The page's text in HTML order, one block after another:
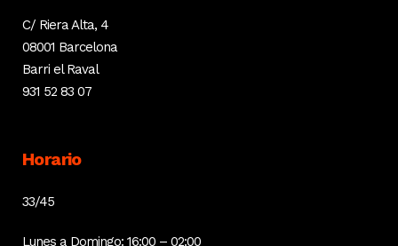
C/ Riera Alta, 4
08001 Barcelona
Barri el Raval
931 52 83 07
Horario
33/45
Lunes a Domingo: 16:00 – 02:00